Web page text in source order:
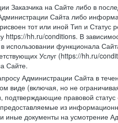
Заказчика на Сайте либо в
Сайта либо
тот или иной Тип и
hh.ru/conditions. В
использовании функционала
Услуг (https://hh.ru/
Сайте.
Администрации Сайта в
виде (включая, но не
подтверждающие правовой
предоставляемые из
иные документы на усмотрение